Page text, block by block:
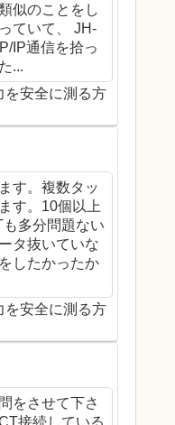
似のことをし
ていて、 JH-
IP通信を拾っ
...
を安全に測る方
す。複数タッ
す。10個以上
多分問題ない
タ抜いていな
したかったか
を安全に測る方
をさせて下さ
接続している